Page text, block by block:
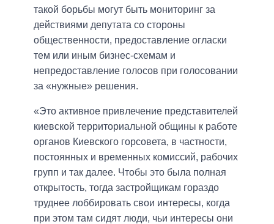
такой борьбы могут быть мониторинг за
действиями депутата со стороны
общественности, предоставление огласки
тем или иным бизнес-схемам и
непредоставление голосов при голосовании
за «нужные» решения.
«Это активное привлечение представителей
киевской территориальной общины к работе
органов Киевского горсовета, в частности,
постоянных и временных комиссий, рабочих
групп и так далее. Чтобы это была полная
открытость, тогда застройщикам гораздо
труднее лоббировать свои интересы, когда
при этом там сидят люди, чьи интересы они